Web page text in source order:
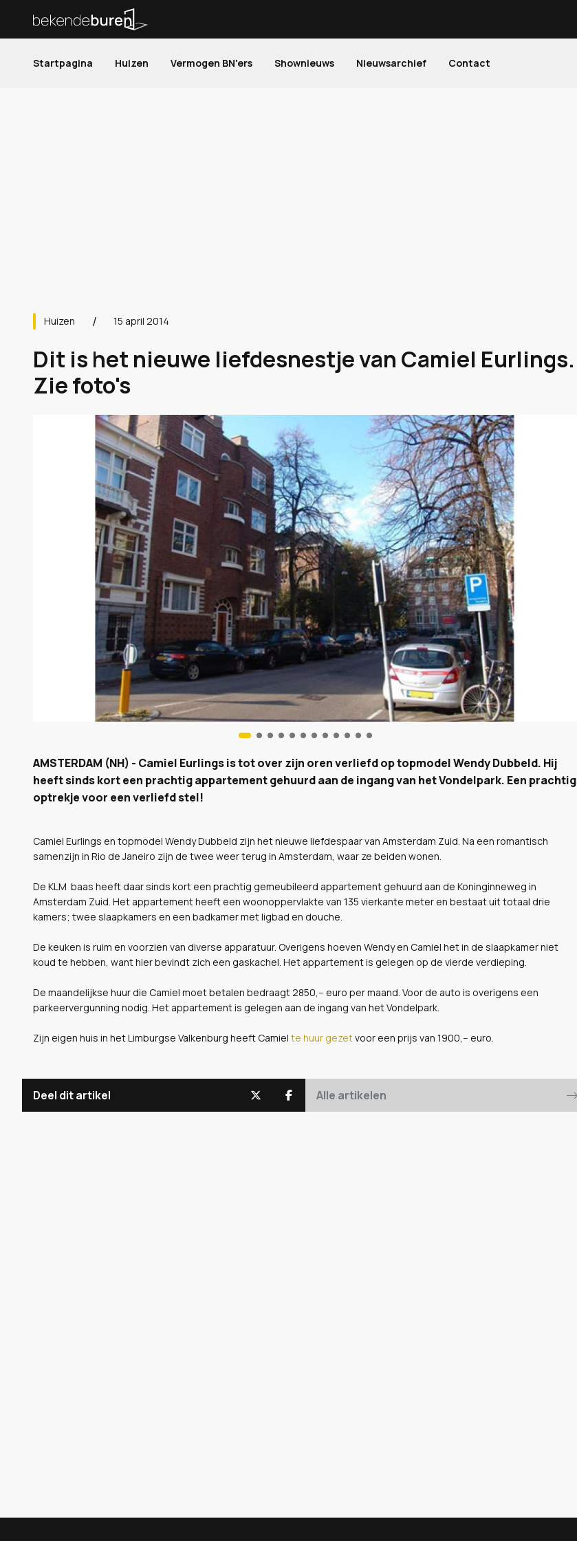
Startpagina Huizen Vermogen BN'ers Shownieuws Nieuwsarchief Contact
Huizen 15 april 2014
Dit is het nieuwe liefdesnestje van Camiel Eurlings.
Zie foto's
AMSTERDAM (NH) - Camiel Eurlings is tot over zijn oren verliefd op topmodel Wendy Dubbeld. Hij
heeft sinds kort een prachtig appartement gehuurd aan de ingang van het Vondelpark. Een prachtig
optrekje voor een verliefd stel!
Camiel Eurlings en topmodel Wendy Dubbeld zijn het nieuwe liefdespaar van Amsterdam Zuid. Na een romantisch
samenzijn in Rio de Janeiro zijn de twee weer terug in Amsterdam, waar ze beiden wonen.
De KLM baas heeft daar sinds kort een prachtig gemeubileerd appartement gehuurd aan de Koninginneweg in
Amsterdam Zuid. Het appartement heeft een woonoppervlakte van 135 vierkante meter en bestaat uit totaal drie
kamers; twee slaapkamers en een badkamer met ligbad en douche.
De keuken is ruim en voorzien van diverse apparatuur. Overigens hoeven Wendy en Camiel het in de slaapkamer niet
koud te hebben, want hier bevindt zich een gaskachel. Het appartement is gelegen op de vierde verdieping.
De maandelijkse huur die Camiel moet betalen bedraagt 2850,-- euro per maand. Voor de auto is overigens een
parkeervergunning nodig. Het appartement is gelegen aan de ingang van het Vondelpark.
Zijn eigen huis in het Limburgse Valkenburg heeft Camiel te huur gezetvoor een prijs van 1900,-- euro.
Deel dit artikel Alle artikelen